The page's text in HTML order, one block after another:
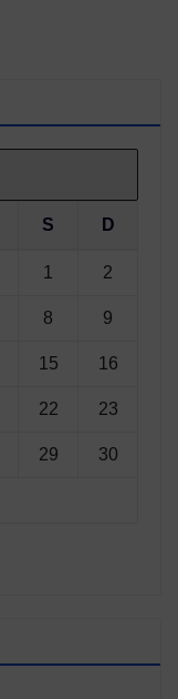
S D
1 2
8 9
15 16
22 23
29 30